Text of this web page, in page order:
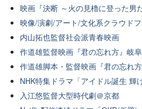
映画『決断 ～火の見櫓に登った男
映像/演劇/アート/文化系クラウド
内山拓也監督社会派青春映画
作道雄監督映画『君の忘れ方』岐
作道雄脚本・監督映画『君の忘れ方
NHK特集ドラマ「アイドル誕生 輝
入江悠監督大型時代劇＠京都